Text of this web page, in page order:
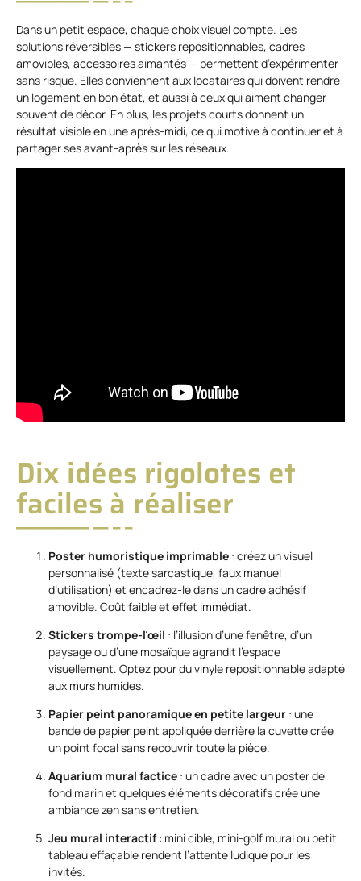
Dans un petit espace, chaque choix visuel compte. Les
solutions réversibles — stickers repositionnables, cadres
amovibles, accessoires aimantés — permettent d’expérimenter
sans risque. Elles conviennent aux locataires qui doivent rendre
un logement en bon état, et aussi à ceux qui aiment changer
souvent de décor. En plus, les projets courts donnent un
résultat visible en une après-midi, ce qui motive à continuer et à
partager ses avant-après sur les réseaux.
Dix idées rigolotes et
faciles à réaliser
Poster humoristique imprimable : créez un visuel
personnalisé (texte sarcastique, faux manuel
d’utilisation) et encadrez-le dans un cadre adhésif
amovible. Coût faible et effet immédiat.
Stickers trompe-l’œil : l’illusion d’une fenêtre, d’un
paysage ou d’une mosaïque agrandit l’espace
visuellement. Optez pour du vinyle repositionnable adapté
aux murs humides.
Papier peint panoramique en petite largeur : une
bande de papier peint appliquée derrière la cuvette crée
un point focal sans recouvrir toute la pièce.
Aquarium mural factice : un cadre avec un poster de
fond marin et quelques éléments décoratifs crée une
ambiance zen sans entretien.
Jeu mural interactif: mini cible, mini-golf mural ou petit
tableau effaçable rendent l’attente ludique pour les
invités.